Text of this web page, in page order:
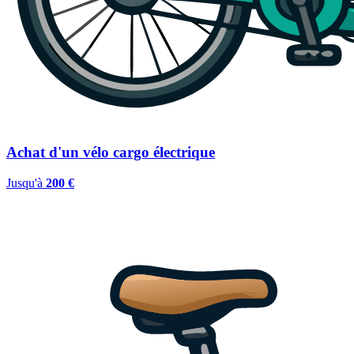
Achat d'un vélo cargo électrique
Jusqu'à 200 €